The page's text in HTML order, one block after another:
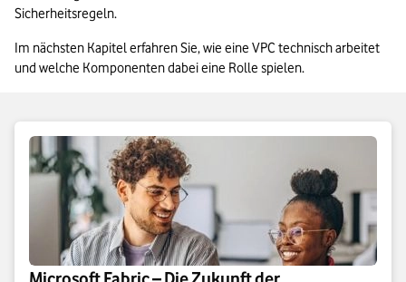
Sicherheitsregeln.
Im nächsten Kapitel erfahren Sie, wie eine VPC technisch arbeitet
und welche Komponenten dabei eine Rolle spielen.